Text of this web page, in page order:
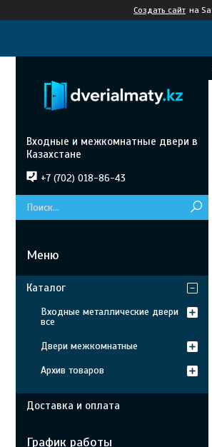
Создать сайт на
Входные и межкомнатные двери в
Казахстане
+7 (702) 018-86-43
Каталог
Входные металлические двери
все
Двери межкомнатные
Архив товаров
Доставка и оплата
График работы